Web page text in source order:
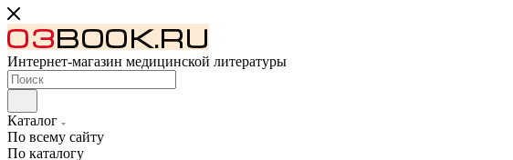
Интернет-магазин медицинской литературы
Каталог
По всему сайту
По каталогу